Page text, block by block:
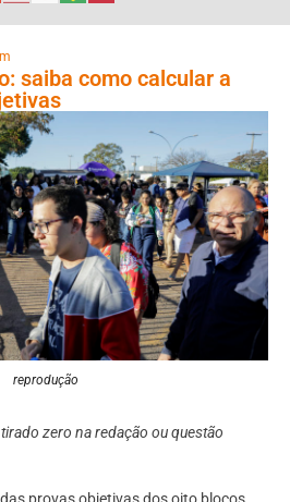
saiba como calcular a
reprodução
zero na redação ou questão
das provas objetivas dos oito blocos